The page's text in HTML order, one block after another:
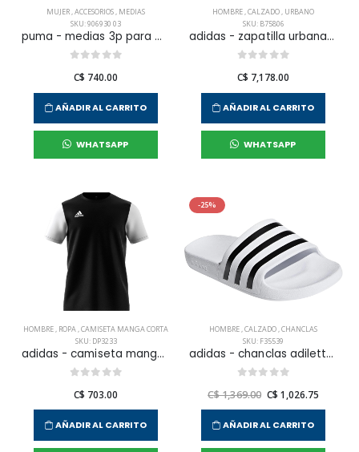
MUJER,ACCESORIOS, MEDIAS
SKU: 906930 03
puma - medias 3p para mujer
C$ 740.00
AÑADIR AL CARRITO
WHATSAPP
HOMBRE,CALZADO, URBANO
SKU: B75806
adidas - zapatilla urbana samba og para hombre
C$ 7,178.00
AÑADIR AL CARRITO
WHATSAPP
HOMBRE, ROPA,CAMISETA MANGA CORTA
SKU: DP3233
adidas - camiseta manga corta estro 19 jsy para hombre
C$ 703.00
AÑADIR AL CARRITO
-25%
HOMBRE,CALZADO,CHANCLAS
SKU: F35539
adidas - chanclas adilette aqua para hombre
C$ 1,369.00 C$ 1,026.75
AÑADIR AL CARRITO